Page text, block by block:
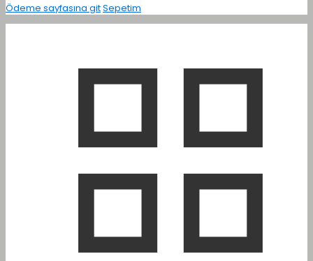
Ödeme sayfasına gitSepetim